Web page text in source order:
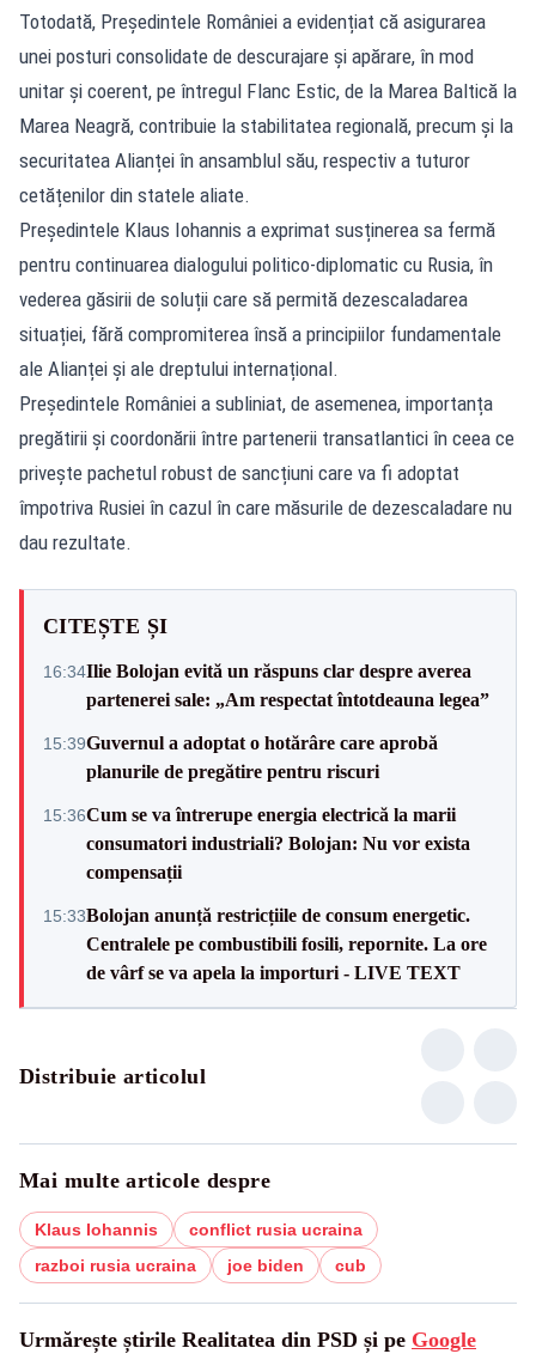
Totodată, Președintele României a evidențiat că asigurarea
unei posturi consolidate de descurajare și apărare, în mod
unitar și coerent, pe întregul Flanc Estic, de la Marea Baltică la
Marea Neagră, contribuie la stabilitatea regională, precum și la
securitatea Alianței în ansamblul său, respectiv a tuturor
cetățenilor din statele aliate.
Președintele Klaus Iohannis a exprimat susținerea sa fermă
pentru continuarea dialogului politico-diplomatic cu Rusia, în
vederea găsirii de soluții care să permită dezescaladarea
situației, fără compromiterea însă a principiilor fundamentale
ale Alianței și ale dreptului internațional.
Președintele României a subliniat, de asemenea, importanța
pregătirii și coordonării între partenerii transatlantici în ceea ce
privește pachetul robust de sancțiuni care va fi adoptat
împotriva Rusiei în cazul în care măsurile de dezescaladare nu
dau rezultate.
CITEȘTE ȘI
16:34Ilie Bolojan evită un răspuns clar despre averea
partenerei sale: „Am respectat întotdeauna legea”
15:39Guvernul a adoptat o hotărâre care aprobă
planurile de pregătire pentru riscuri
15:36Cum se va întrerupe energia electrică la marii
consumatori industriali? Bolojan: Nu vor exista
compensații
15:33Bolojan anunță restricțiile de consum energetic.
Centralele pe combustibili fosili, repornite. La ore
de vârf se va apela la importuri - LIVE TEXT
Distribuie articolul
Mai multe articole despre
Klaus Iohannis
conflict rusia ucraina
razboi rusia ucraina
joe biden cub
Urmărește știrile Realitatea din PSD și pe Google